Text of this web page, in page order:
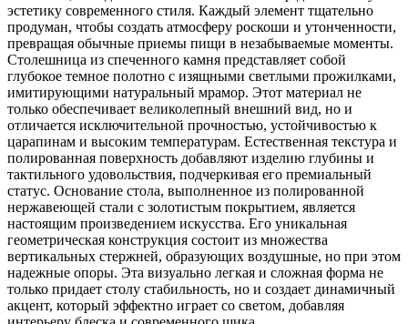
эстетику современного стиля. Каждый элемент тщательно
продуман, чтобы создать атмосферу роскоши и утонченности,
превращая обычные приемы пищи в незабываемые моменты.
Столешница из спеченного камня представляет собой
глубокое темное полотно с изящными светлыми прожилками,
имитирующими натуральный мрамор. Этот материал не
только обеспечивает великолепный внешний вид, но и
отличается исключительной прочностью, устойчивостью к
царапинам и высоким температурам. Естественная текстура и
полированная поверхность добавляют изделию глубины и
тактильного удовольствия, подчеркивая его премиальный
статус. Основание стола, выполненное из полированной
нержавеющей стали с золотистым покрытием, является
настоящим произведением искусства. Его уникальная
геометрическая конструкция состоит из множества
вертикальных стержней, образующих воздушные, но при этом
надежные опоры. Эта визуально легкая и сложная форма не
только придает столу стабильность, но и создает динамичный
акцент, который эффектно играет со светом, добавляя